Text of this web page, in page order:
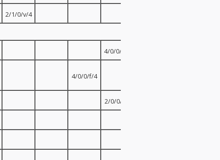
2/1/0/v/4
4/0/0/v/4
4/0/0/f/4
2/0/0/f/2